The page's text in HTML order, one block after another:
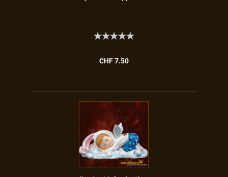
CHF 7.50